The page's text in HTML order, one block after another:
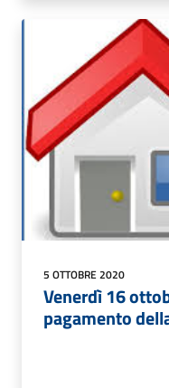
5 OTTOBRE 2020
Venerdì 16
pagamento